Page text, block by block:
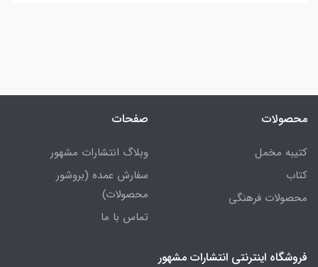
محصولات
کتیبه مخمل
کتاب
محصولات فرهنگی
صفحات
وبلاگ انتشارات مشهور
سفارش عمده (بروشور
محصولات)
تماس با ما
فروشگاه اینترنتی انتشارات مشهور